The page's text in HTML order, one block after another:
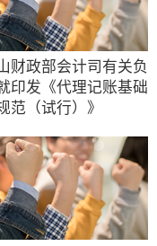
财政部会计司有关负
印发《代理记账基础
范（试行）》